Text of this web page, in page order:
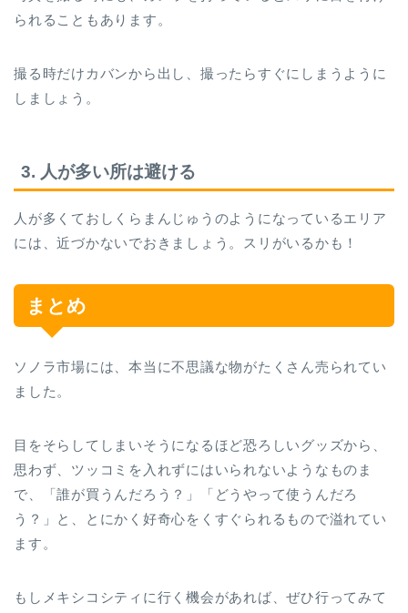
られることもあります。
撮る時だけカバンから出し、撮ったらすぐにしまうように
しましょう。
3. 人が多い所は避ける
人が多くておしくらまんじゅうのようになっているエリア
には、近づかないでおきましょう。スリがいるかも！
まとめ
ソノラ市場には、本当に不思議な物がたくさん売られてい
ました。
目をそらしてしまいそうになるほど恐ろしいグッズから、
思わず、ツッコミを入れずにはいられないようなものま
で、「誰が買うんだろう？」「どうやって使うんだろ
う？」と、とにかく好奇心をくすぐられるもので溢れてい
ます。
もしメキシコシティに行く機会があれば、ぜひ行ってみて